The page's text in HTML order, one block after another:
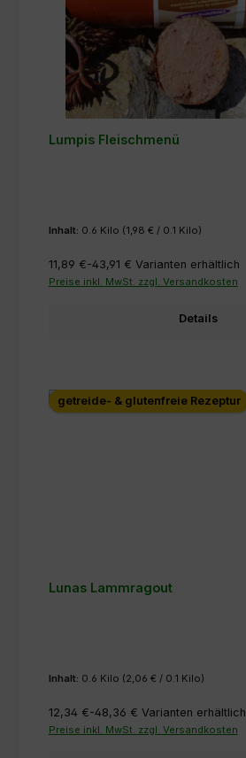
Lumpis Fleischmenü
Inhalt: 0.6 Kilo (1,98 € / 0.1 Kilo)
11,89 €-43,91 € Varianten erhältlich
Preise inkl. MwSt. zzgl. Versandkosten
Details
getreide- & glutenfreie Rezeptur
Lunas Lammragout
Inhalt: 0.6 Kilo (2,06 € / 0.1 Kilo)
12,34 €-48,36 € Varianten erhältlich
Preise inkl. MwSt. zzgl. Versandkosten